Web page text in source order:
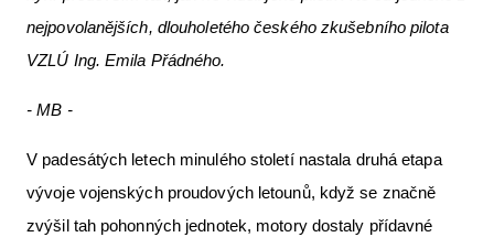
nejpovolanějších, dlouholetého českého zkušebního pilota
VZLÚ Ing. Emila Přádného.
- MB -
V padesátých letech minulého století nastala druhá etapa
vývoje vojenských proudových letounů, když se značně
zvýšil tah pohonných jednotek, motory dostaly přídavné